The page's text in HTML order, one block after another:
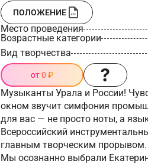
ПОЛОЖЕНИЕ
Место проведения
Возрастные категории
Вид творчества
от 0 ₽
Музыканты Урала и России!
окном звучит симфония
для вас — не просто ноты, а
Всероссийский
главным творческим прорывом.
Мы осознанно выбрали